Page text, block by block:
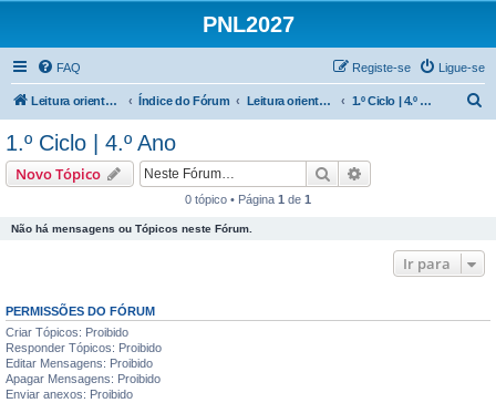
PNL2027
FAQ Ligue-se
Registe-se
Leitura orientada Índice do Fórum Leitura orientada | 1.º e 2.º Ciclos 1.º Ciclo | 4.º Ano
1.º Ciclo | 4.º Ano
Novo Tópico Pesquisar
0 tópico • Página 1 de 1
Não há mensagens ou Tópicos neste Fórum.
Ir para
PERMISSÕES DO FÓRUM
Criar Tópicos: Proibido
Responder Tópicos: Proibido
Editar Mensagens: Proibido
Apagar Mensagens: Proibido
Enviar anexos: Proibido